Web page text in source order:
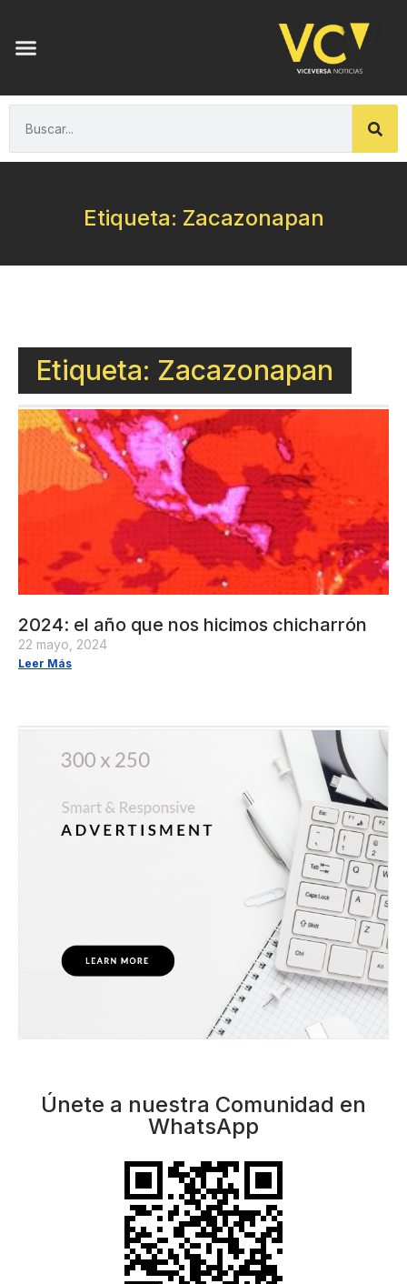
Etiqueta: Zacazonapan
Etiqueta: Zacazonapan
2024: el año que nos hicimos chicharrón
22 mayo, 2024
Leer Más
Únete a nuestra Comunidad en
WhatsApp